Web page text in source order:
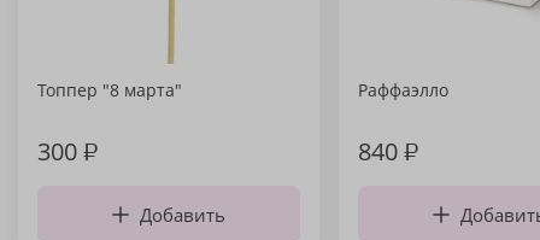
Топпер "8 марта"
300₽
Добавить
Раффаэлло
840₽